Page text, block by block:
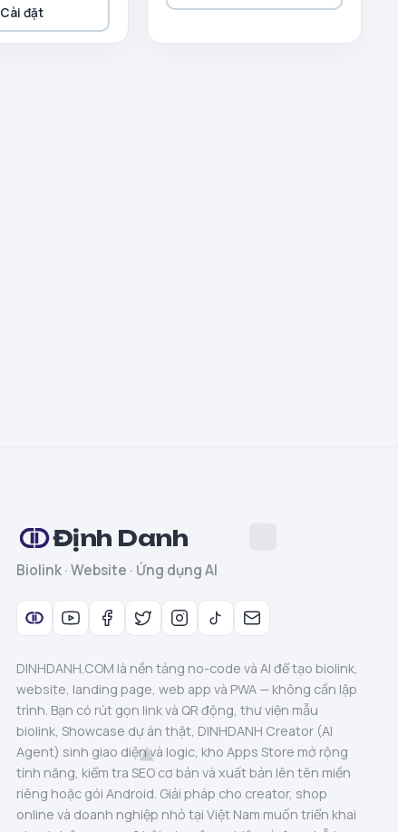
Cài đặt
Định Danh
Biolink · Website · Ứng dụng AI
DINHDANH.COM là nền tảng no-code và AI để tạo biolink,
website, landing page, web app và PWA — không cần lập
trình. Bạn có rút gọn link và QR động, thư viện mẫu
biolink, Showcase dự án thật, DINHDANH Creator (AI
Agent) sinh giao diện và logic, kho Apps Store mở rộng
tính năng, kiểm tra SEO cơ bản và xuất bản lên tên miền
riêng hoặc gói Android. Giải pháp cho creator, shop
online và doanh nghiệp nhỏ tại Việt Nam muốn triển khai